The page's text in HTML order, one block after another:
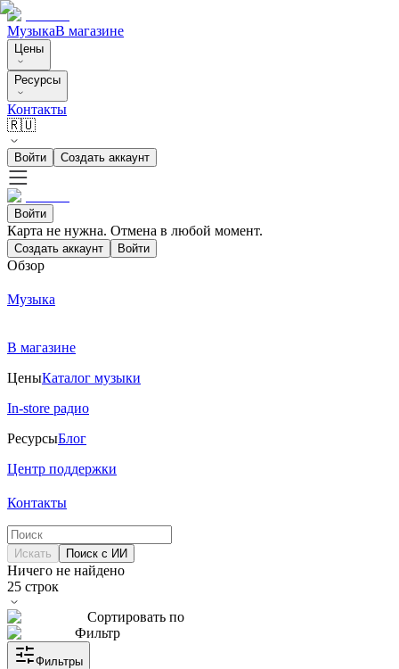
МузыкаВ магазине
Цены
Ресурсы
Контакты
🇷🇺
Войти Создать аккаунт
Войти
Карта не нужна. Отмена в любой момент.
Создать аккаунт Войти
Обзор
Музыка
В магазине
ЦеныКаталог музыки
In-store радио
РесурсыБлог
Центр поддержки
Контакты
Искать Поиск с ИИ
Ничего не найдено
25 строк
Сортировать по
Фильтр
Фильтры